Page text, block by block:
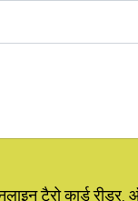
टैरो कार्ड रीडर,